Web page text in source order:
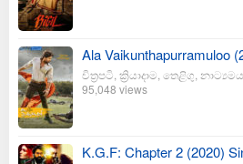
Ala Vaikunthapurramuloo
චිත්‍රපටි ක්‍රියාදාම තෙළිගු නාට්‍යමය
95,048 views
K.G.F: Chapter 2 (2020)